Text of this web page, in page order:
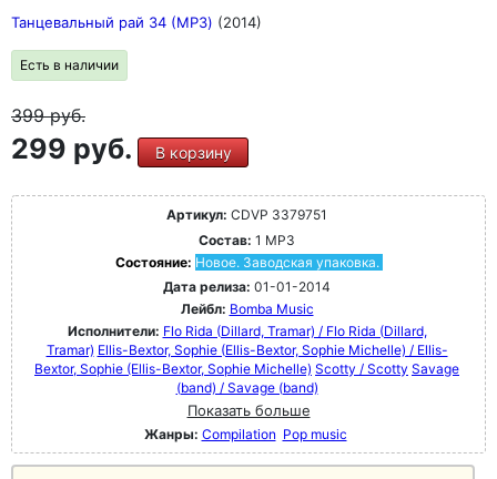
Танцевальный рай 34 (MP3) (2014)
Есть в наличии
399руб.
299 руб. В корзину
Артикул: CDVP 3379751
Состав: 1 MP3
Состояние: Новое. Заводская упаковка.
Дата релиза: 01-01-2014
Лейбл: Bomba Music
Исполнители: Flo Rida (Dillard, Tramar) / Flo Rida (Dillard,
Tramar) Ellis-Bextor, Sophie (Ellis-Bextor, Sophie Michelle) / Ellis-
Bextor, Sophie (Ellis-Bextor, Sophie Michelle) Scotty / Scotty Savage
(band) / Savage (band)
Показать больше
Жанры: Compilation Pop music